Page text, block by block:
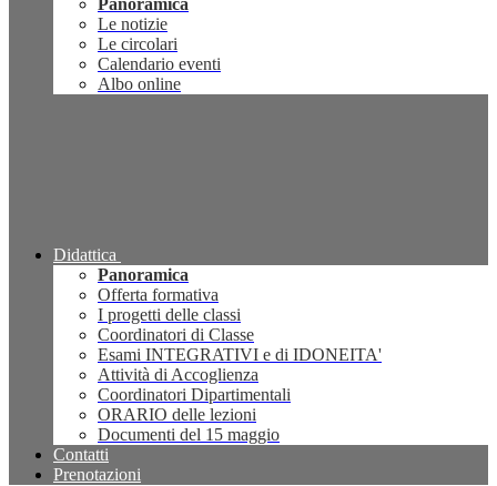
Panoramica
Le notizie
Le circolari
Calendario eventi
Albo online
Didattica
Panoramica
Offerta formativa
I progetti delle classi
Coordinatori di Classe
Esami INTEGRATIVI e di IDONEITA'
Attività di Accoglienza
Coordinatori Dipartimentali
ORARIO delle lezioni
Documenti del 15 maggio
Contatti
Prenotazioni